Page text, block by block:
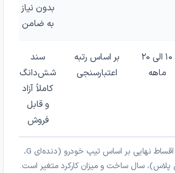
بدون نیاز
به ضامن
۱۰ الی ۲۰
ماهه
بر اساس رتبه
اعتبارسنجی
سند
شش‌دانگ
کاملاً آزاد
و قابل
فروش
💡 توجه: مبالغ دقیق و اقساط نهایی بر اساس تیپ خودرو (دنده‌ای G،